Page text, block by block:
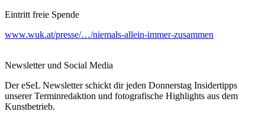
Eintritt freie Spende
www.wuk.at/presse/…/niemals-allein-immer-zusammen
Newsletter und Social Media
Der eSeL Newsletter schickt dir jeden Donnerstag Insidertipps
unserer Terminredaktion und fotografische Highlights aus dem
Kunstbetrieb.